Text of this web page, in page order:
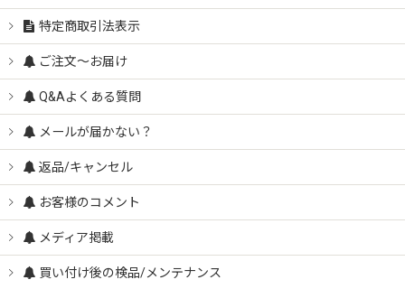
特定商取引法表示
ご注文～お届け
Q&Aよくある質問
メールが届かない？
返品/キャンセル
お客様のコメント
メディア掲載
買い付け後の検品/メンテナンス